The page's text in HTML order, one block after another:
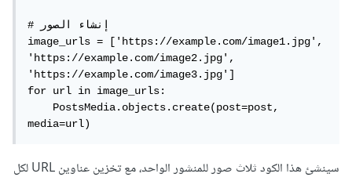
# إنشاء الصور
image_urls = ['https://example.com/image1.jpg',
'https://example.com/image2.jpg',
'https://example.com/image3.jpg']
for url in image_urls:
    PostsMedia.objects.create(post=post,
media=url)
سينشئ هذا الكود ثلاث صور للمنشور الواحد، مع تخزين عناوين URL لكل